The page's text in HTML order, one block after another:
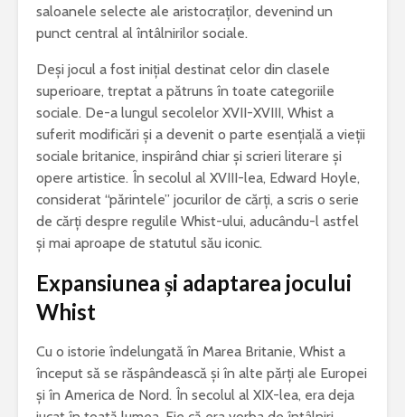
saloanele selecte ale aristocraților, devenind un
punct central al întâlnirilor sociale.
Deși jocul a fost inițial destinat celor din clasele
superioare, treptat a pătruns în toate categoriile
sociale. De-a lungul secolelor XVII-XVIII, Whist a
suferit modificări și a devenit o parte esențială a vieții
sociale britanice, inspirând chiar și scrieri literare și
opere artistice. În secolul al XVIII-lea, Edward Hoyle,
considerat “părintele” jocurilor de cărți, a scris o serie
de cărți despre regulile Whist-ului, aducându-l astfel
și mai aproape de statutul său iconic.
Expansiunea și adaptarea jocului
Whist
Cu o istorie îndelungată în Marea Britanie, Whist a
început să se răspândească și în alte părți ale Europei
și în America de Nord. În secolul al XIX-lea, era deja